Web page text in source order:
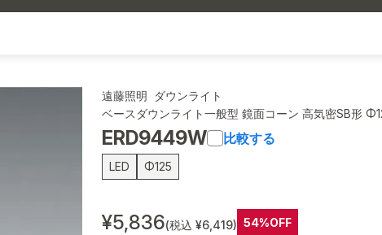
遠藤照明 ダウンライト
ベースダウンライト一般型 鏡面コーン 高気密SB形
ERD9449W 比較する
LED Φ125
¥5,836(税込 ¥6,419) 54%OFF